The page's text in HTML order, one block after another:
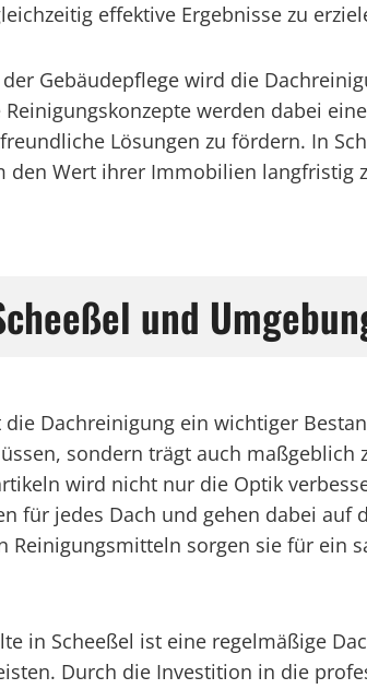
effektive Ergebnisse zu
Gebäudepflege wird die
werden dabei
Lösungen zu fördern. In
Wert ihrer Immobilien langfristig
und
Dachreinigung ein wichtiger
sondern trägt auch maßgeblich
wird nicht nur die Optik
für jedes Dach und gehen dabei auf
sorgen sie für ein
in Scheeßel ist eine regelmäßige
Durch die Investition in die